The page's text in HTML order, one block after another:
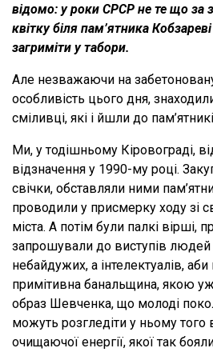
відомо: у роки СРСР не те що за
квітку біля пам’ятника
загриміти у табори.
Але незважаючи на
особливість цього дня,
сміливці, які і йшли до
Ми, у тодішньому Кіровограді,
відзначення у 1990-му році.
свічки, обставляли ними
проводили у присмерку ходу зі
міста. А потім були палкі
запрошували до виступів людей
небайдужих, а інтелектуалів,
примітивна банальщина, якою
образ Шевченка, що молоді
можуть розгледіти у ньому
очищаючої енергії, якої так